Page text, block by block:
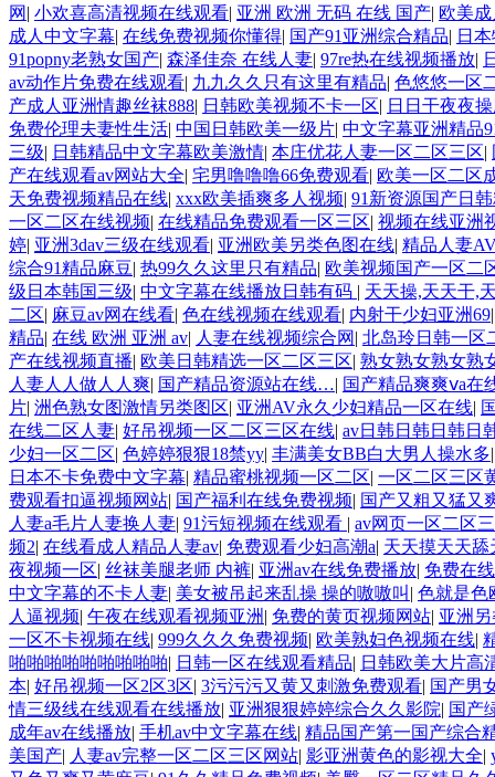
网 | 小欢喜高清视频在线观看| 亚洲 欧洲 无码 在线 国产| 欧美
成人中文字幕| 在线免费视频你懂得| 国产91亚洲综合精品| 日
91popny老熟女国产| 森泽佳奈 在线人妻| 97re热在线视频播放|
av动作片免费在线观看| 九九久久只有这里有精品| 色悠悠一区
产成人亚洲情趣丝袜888| 日韩欧美视频不卡一区| 日日干夜夜
免费伦理夫妻性生活| 中国日韩欧美一级片| 中文字幕亚洲精品
三级| 日韩精品中文字幕欧美激情| 本庄优花人妻一区二区三区|
产在线观看av网站大全| 宅男噜噜噜66免费观看| 欧美一区二区
天免费视频精品在线| xxx欧美插爽多人视频| 91新资源国产日
一区二区在线视频| 在线精品免费观看一区三区| 视频在线亚洲
婷| 亚洲3dav三级在线观看| 亚洲欧美另类色图在线| 精品人妻
综合91精品麻豆| 热99久久这里只有精品| 欧美视频国产一区二
级日本韩国三级| 中文字幕在线播放日韩有码 | 天天操,天天干,
二区| 麻豆av网在线看| 色在线视频在线观看| 内射干少妇亚洲69
精品| 在线 欧洲 亚洲 av| 人妻在线视频综合网 | 北岛玲日韩一区
产在线视频直播| 欧美日韩精选一区二区三区| 熟女熟女熟女熟
人妻人人做人人爽| 国产精品资源站在线…| 国产精品爽爽ⅴa在
片| 洲色熟女图激情另类图区| 亚洲AV永久少妇精品一区在线|
在线二区人妻| 好吊视频一区二区三区在线| av日韩日韩日韩日
少妇一区二区| 色婷婷狠狠18禁yy| 丰满美女BB白大男人操水多
日本不卡免费中文字幕| 精品蜜桃视频一区二区| 一区二区三区
费观看扣逼视频网站| 国产福利在线免费视频| 国产又粗又猛又
人妻a毛片人妻换人妻| 91污短视频在线观看 | av网页一区二区
频2| 在线看成人精品人妻av| 免费观看少妇高潮a| 天天摸天天
夜视频一区| 丝袜美腿老师 内裤| 亚洲av在线免费播放| 免费在
中文字幕的不卡人妻| 美女被吊起来乱操 操的嗷嗷叫 | 色就是色
人逼视频| 午夜在线观看视频亚洲 | 免费的黄页视频网站| 亚洲
一区不卡视频在线| 999久久久免费视频| 欧美熟妇色视频在线|
啪啪啪啪啪啪啪啪啪| 日韩一区在线观看精品| 日韩欧美大片高
本| 好吊视频一区2区3区| 3污污污又黄又刺激免费观看| 国产男
情三级线在线观看在线播放| 亚洲狠狠婷婷综合久久影院| 国产
成年av在线播放| 手机av中文字幕在线| 精品国产第一国产综合
美国产| 人妻av完整一区二区三区网站| 影亚洲黄色的影视大全|